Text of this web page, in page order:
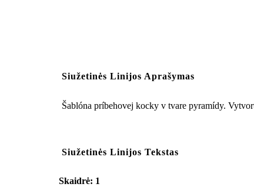
Siužetinės Linijos Aprašymas
Šablóna príbehovej kocky v tvare pyramídy.
Siužetinės Linijos Tekstas
Skaidrė: 1